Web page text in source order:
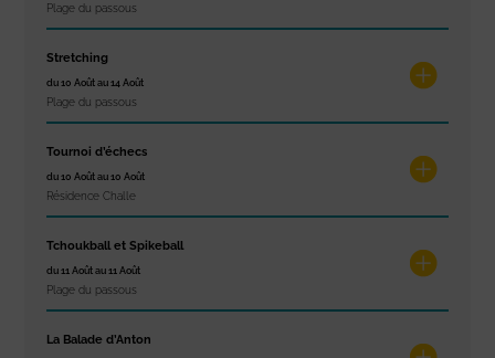
Plage du passous
Stretching
du 10 Août au 14 Août
Plage du passous
Tournoi d’échecs
du 10 Août au 10 Août
Résidence Challe
Tchoukball et Spikeball
du 11 Août au 11 Août
Plage du passous
La Balade d’Anton